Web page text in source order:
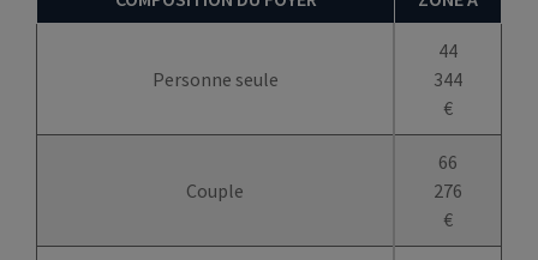
Personne seule
44
344
€
Couple
66
276
€